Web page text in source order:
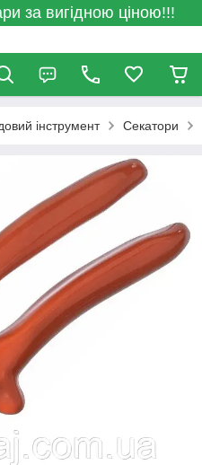
за вигідною ціною!!!
інструмент Секатори